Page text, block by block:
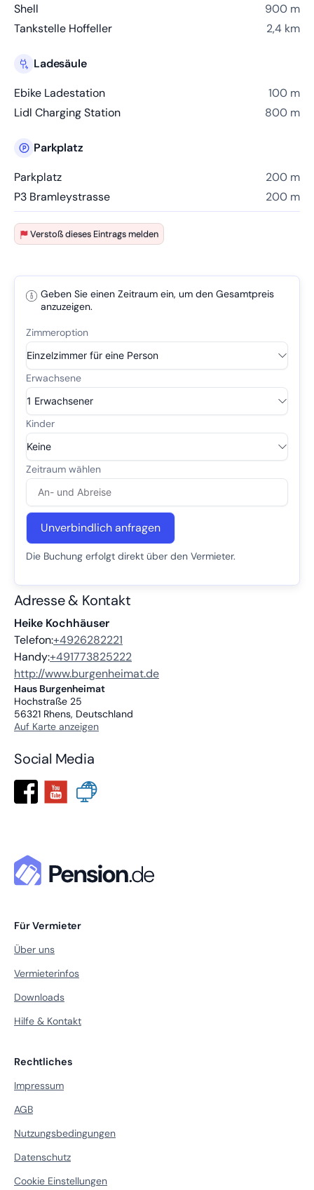
Shell
900 m
Tankstelle Hoffeller
2,4 km
Ladesäule
Ebike Ladestation
100 m
Lidl Charging Station
800 m
Parkplatz
Parkplatz
200 m
P3 Bramleystrasse
200 m
Verstoß dieses Eintrags melden
Geben Sie einen Zeitraum ein, um den Gesamtpreis
anzuzeigen.
Unverbindlich anfragen
Die Buchung erfolgt direkt über den Vermieter.
Adresse & Kontakt
Heike Kochhäuser
Telefon:+4926282221
Handy:+491773825222
http://www.burgenheimat.de
Haus Burgenheimat
Hochstraße 25
56321 Rhens, Deutschland
Auf Karte anzeigen
Social Media
Für Vermieter
Über uns
Vermieterinfos
Downloads
Hilfe & Kontakt
Rechtliches
Impressum
AGB
Nutzungsbedingungen
Datenschutz
Cookie Einstellungen